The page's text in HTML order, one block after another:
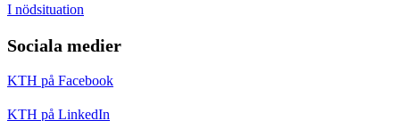
I nödsituation
Sociala medier
KTH på Facebook
KTH på LinkedIn